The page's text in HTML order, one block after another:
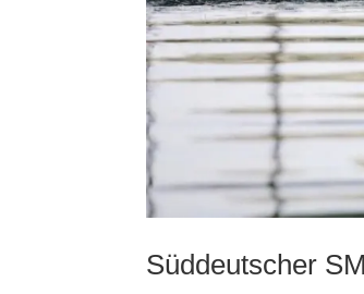
Süddeutscher